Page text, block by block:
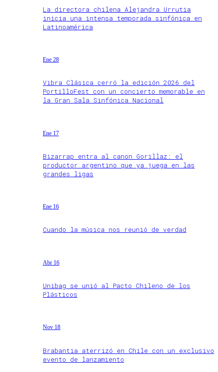
La directora chilena Alejandra Urrutia
inicia una intensa temporada sinfónica en
Latinoamérica
Ene 28
Vibra Clásica cerró la edición 2026 del
PortilloFest con un concierto memorable en
la Gran Sala Sinfónica Nacional
Ene 17
Bizarrap entra al canon Gorillaz: el
productor argentino que ya juega en las
grandes ligas
Ene 16
Cuando la música nos reunió de verdad
Abr 16
Unibag se unió al Pacto Chileno de los
Plásticos
Nov 18
Brabantia aterrizó en Chile con un exclusivo
evento de lanzamiento